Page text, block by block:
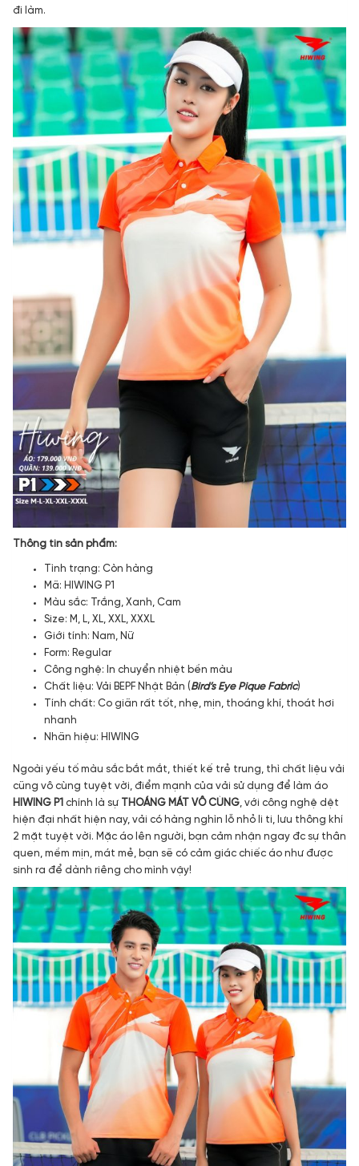
đi làm.
Thông tin sản phẩm:
Tình trạng: Còn hàng
Mã: HIWING P1
Màu sắc: Trắng, Xanh, Cam
Size: M, L, XL, XXL, XXXL
Giới tính: Nam, Nữ
Form: Regular
Công nghệ: In chuyển nhiệt bền màu
Chất liệu: Vải BEPF Nhật Bản (Bird’s Eye Pique Fabric)
Tính chất: Co giãn rất tốt, nhẹ, mịn, thoáng khí, thoát hơi
nhanh
Nhãn hiệu: HIWING
Ngoài yếu tố màu sắc bắt mắt, thiết kế trẻ trung, thì chất liệu vải
cũng vô cùng tuyệt vời, điểm mạnh của vải sử dụng để làm áo
HIWING P1
chính là sự THOÁNG MÁT VÔ CÙNG, với công nghệ dệt
hiện đại nhất hiện nay, vải có hàng nghìn lỗ nhỏ li ti, lưu thông khí
2 mặt tuyệt vời. Mặc áo lên người, bạn cảm nhận ngay đc sự thân
quen, mềm mịn, mát mẻ, bạn sẽ có cảm giác chiếc áo như được
sinh ra để dành riêng cho mình vậy!